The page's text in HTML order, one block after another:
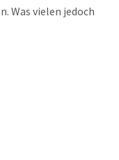
Was vielen jedoch